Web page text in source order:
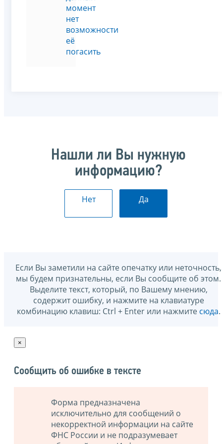
момент
нет
возможности
её
погасить
Нашли ли Вы нужную
информацию?
Нет Да
Если Вы заметили на сайте опечатку или неточность,
мы будем признательны, если Вы сообщите об этом.
Выделите текст, который, по Вашему мнению,
содержит ошибку, и нажмите на клавиатуре
комбинацию клавиш: Ctrl + Enter или нажмите сюда.
×
Сообщить об ошибке в тексте
Форма предназначена
исключительно для сообщений о
некорректной информации на сайте
ФНС России и не подразумевает